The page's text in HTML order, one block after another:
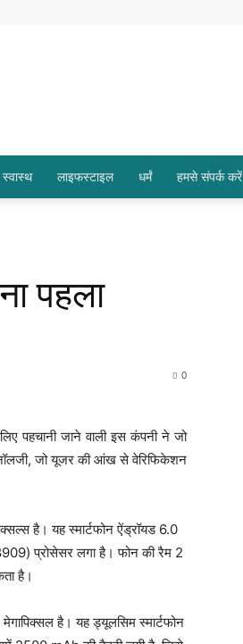
स्वास्थ लाइफस्टाइल धर्मं हमसे संपर्क करें
पहला
0
पहचानी जाने वाली इस कंपनी ने जो
जो यूजर की आंख से वेरिफिकेशन
है। यह स्मार्टफोन ऐंड्रॉयड 6.0
प्रोसेसर लगा है। फोन की रैम 2
है।
है। यह ड्यूलसिम स्मार्टफोन